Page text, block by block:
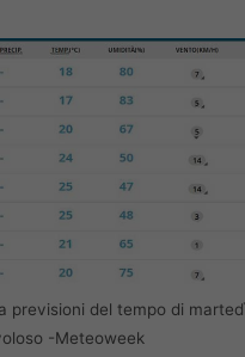
previsioni del tempo di
-Meteoweek